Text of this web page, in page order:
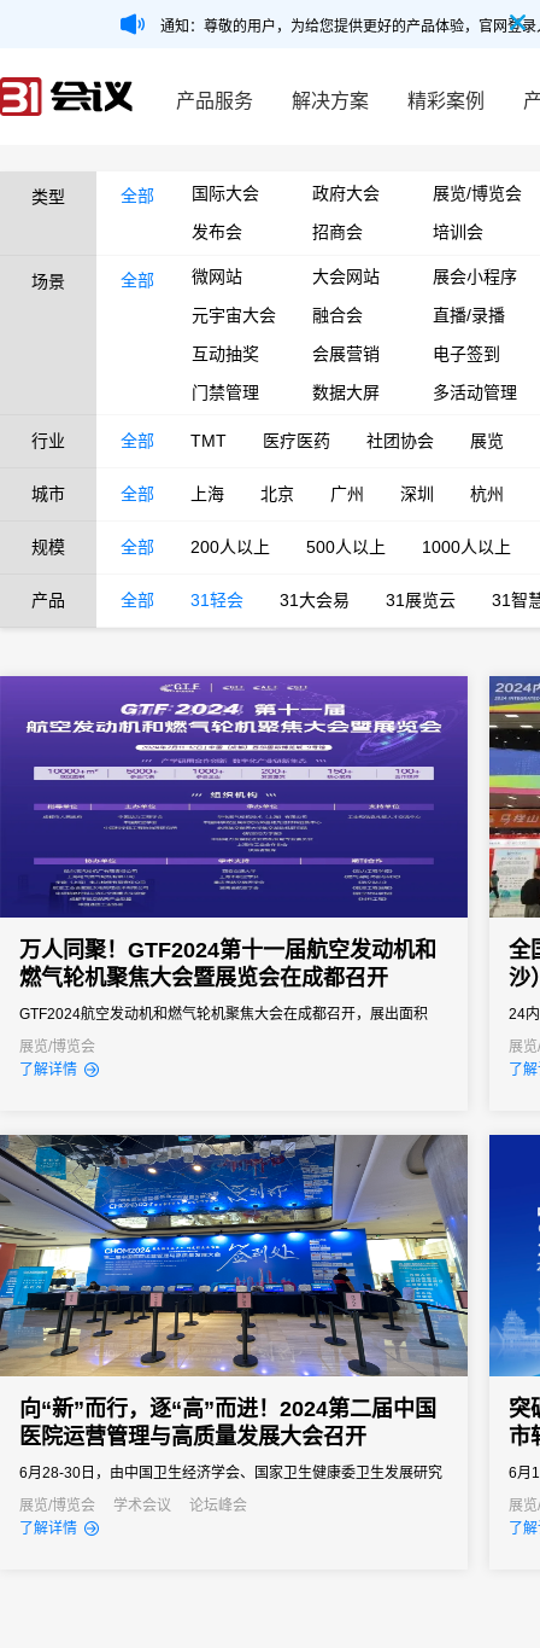
通知：尊敬的用户，为给您提供更好的产品体验，官网登
产品服务 解决方案 精彩案例
类型 全部 国际大会 政府大会
展览/博览会
发布会
招商会 培训会
场景 全部 微网站 大会网站
展会小程序
元宇宙大会
融合会
直播/录播
互动抽奖
会展营销
电子签到
门禁管理
数据大屏 多活动管理
行业 全部 TMT 医疗医药 社团协会 展览
城市 全部 上海 北京 广州 深圳 杭州
规模 全部 200人以上 500人以上 1000人以上
产品 全部 31轻会 31大会易 31展览云 31智
万人同聚！GTF2024第十一届航空发动机和
燃气轮机聚焦大会暨展览会在成都召开
GTF2024航空发动机和燃气轮机聚焦大会在成都召开，展出面积
10000平米，超5000人参加。大会采用电子签到、制证、实名制验
证等技术，提升了效率和安全性，展示了前沿技术和成果，促进产
展览/博览会
了解详情
全
沙
24
八
费
展
了
向“新”而行，逐“高”而进！2024第二届中国
医院运营管理与高质量发展大会召开
6月28-30日，由中国卫生经济学会、国家卫生健康委卫生发展研究
中心、黑龙江省卫生健康委指导，《中国卫生经济》杂志和黑龙江
省卫生健康发展研究中心主办，青岛大学附属医院协办的2024第二
展览/博览会 学术会议
论坛峰会
了解详情
突
市
6月
续
简
展
了